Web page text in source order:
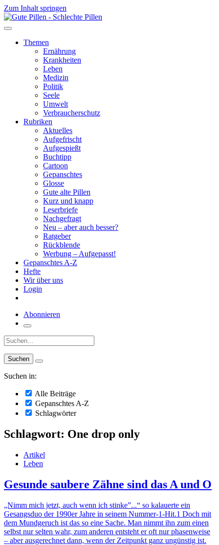
Zum Inhalt springen
Themen
Ernährung
Krankheiten
Leben
Medizin
Politik
Seele
Umwelt
Verbraucherschutz
Rubriken
Aktuelles
Aufgefrischt
Aufgespießt
Buchtipp
Cartoon
Gepanschtes
Glosse
Gute alte Pillen
Kurz und knapp
Leserbriefe
Nachgefragt
Neu – aber auch besser?
Ratgeber
Rückblende
Werbung – Aufgepasst!
Gepanschtes A-Z
Hefte
Wir über uns
Login
Abonnieren
Suche:
Suchen in:
Alle Beiträge
Gepanschtes A-Z
Schlagwörter
Schlagwort: One drop only
Artikel
Leben
Gesunde saubere Zähne sind das A und O
„Nimm mich jetzt, auch wenn ich stinke”...“ so kalauerte ein
Gesangsduo der 1990er Jahre in seinem Nummer-1-Hit.1 Doch mit
dem Mundgeruch ist das so eine Sache. Man nimmt ihn zum einen
selbst nur selten wahr, zum anderen entsteht er oft nur phasenweise
– aber ausgerechnet dann, wenn der Zeitpunkt ganz ungünstig ist.